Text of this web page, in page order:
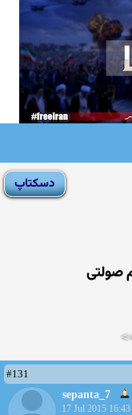
#131
sepanta_7
17 Jul 2015 16:43